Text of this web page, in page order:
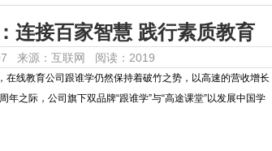
连接百家智慧 践行素质教育
来源：互联网 阅读：2019
线教育公司跟谁学仍然保持着破竹之势，以高速的营收增长
之际，公司旗下双品牌“跟谁学”与“高途课堂”以发展中国学